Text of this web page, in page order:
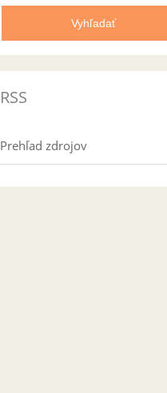
RSS
Prehľad zdrojov